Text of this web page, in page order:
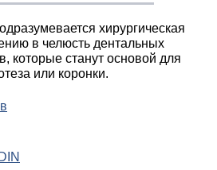
хирургическая
в челюсть дентальных
которые станут основой для
или коронки.